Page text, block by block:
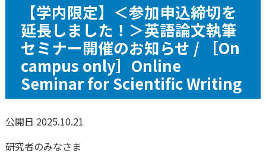
【学内限定】＜参加申込締切を
延長しました！＞英語論文執筆
セミナー開催のお知らせ / ［On
campus only］Online
Seminar for Scientific Writing
公開日 2025.10.21
研究者のみなさま